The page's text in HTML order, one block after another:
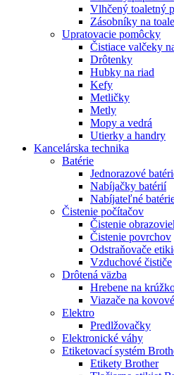
Vlhčený toaletný
Zásobníky na
Upratovacie pomôcky
Čistiace valčeky
Drôtenky
Hubky na riad
Kefy
Metličky
Metly
Mopy a vedrá
Utierky a handry
Kancelárska technika
Batérie
Jednorazové
Nabíjačky batérií
Nabíjateľné
Čistenie počítačov
Čistenie
Čistenie povrchov
Odstraňovače
Vzduchové čističe
Drôtená väzba
Hrebene na
Viazače na
Elektro
Predlžovačky
Elektronické váhy
Etiketovací systém
Etikety Brother